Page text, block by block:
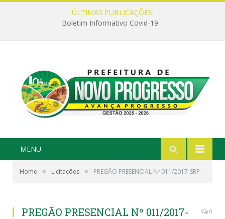
ÚLTIMAS PUBLICAÇÕES:
Boletim Informativo Covid-19
MENU
Home » Licitações » PREGÃO PRESENCIAL Nº 011/2017-SRP
PREGÃO PRESENCIAL Nº 011/2017-
0